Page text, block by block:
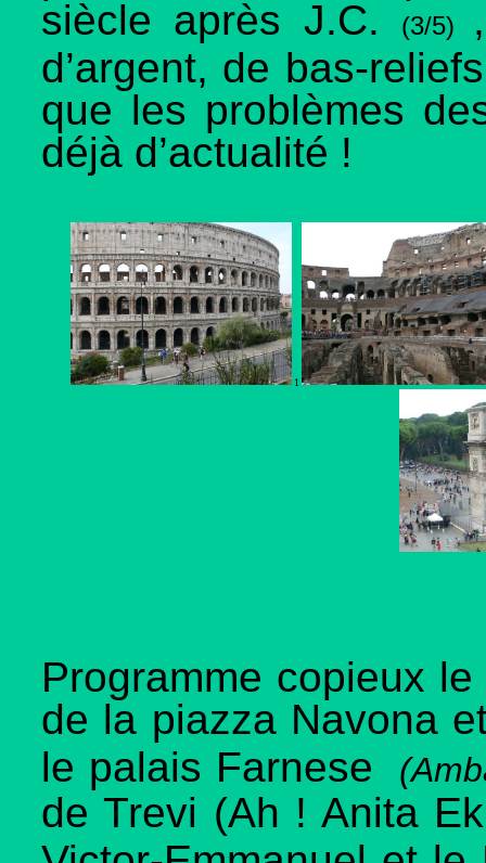
siècle après J.C.
(3/5)
d’argent, de bas-
que les problèmes
déjà d’actualité !
1
Programme copieux
de la piazza Navona
le palais Farnese
de Trevi (Ah ! Anita